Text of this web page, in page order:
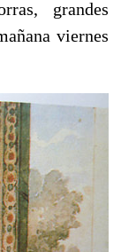
grandes
viernes